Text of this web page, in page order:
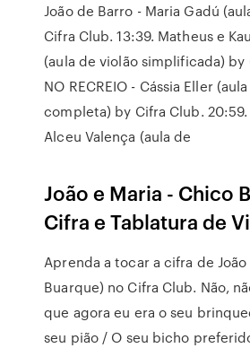
João de Barro - Maria Gadú
Cifra Club. 13:39. Matheus e
(aula de violão simplificada) by
NO RECREIO - Cássia Eller
completa) by Cifra Club. 20:59.
Alceu Valença (aula de
João e Maria - Chico
Cifra e Tablatura de
Aprenda a tocar a cifra de
Buarque) no Cifra Club. Não,
que agora eu era o seu
seu pião / O seu bicho